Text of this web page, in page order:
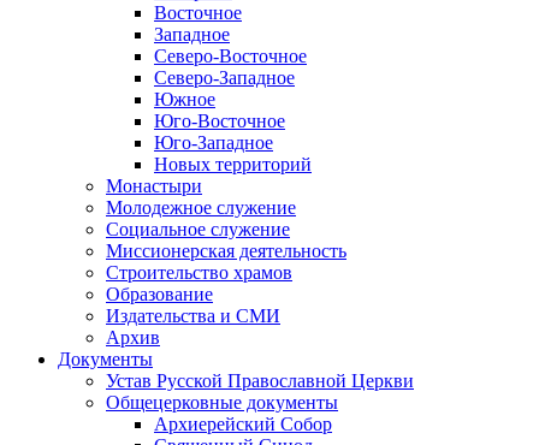
Восточное
Западное
Северо-Восточное
Северо-Западное
Южное
Юго-Восточное
Юго-Западное
Новых территорий
Монастыри
Молодежное служение
Социальное служение
Миссионерская деятельность
Строительство храмов
Образование
Издательства и СМИ
Архив
Документы
Устав Русской Православной Церкви
Общецерковные документы
Архиерейский Собор